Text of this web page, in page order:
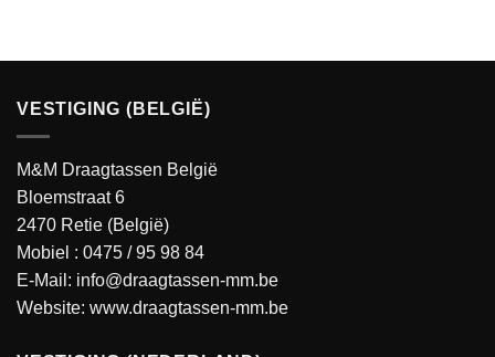
VESTIGING (BELGIË)
M&M Draagtassen België
Bloemstraat 6
2470 Retie (België)
Mobiel : 0475 / 95 98 84
E-Mail: info@draagtassen-mm.be
Website: www.draagtassen-mm.be